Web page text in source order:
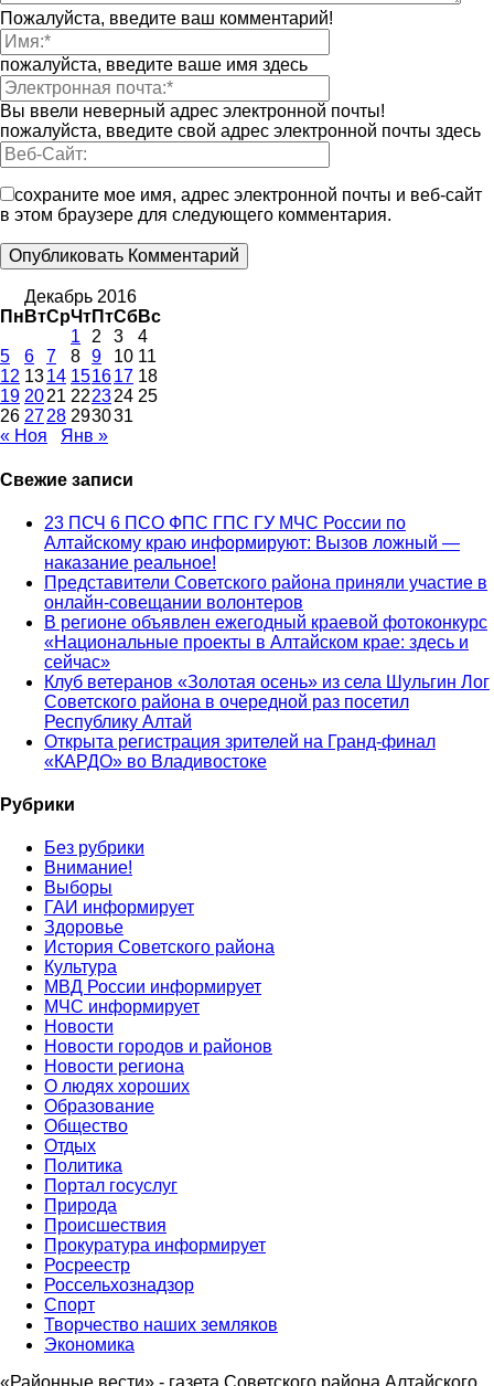
Пожалуйста, введите ваш комментарий!
пожалуйста, введите ваше имя здесь
Вы ввели неверный адрес электронной почты!
пожалуйста, введите свой адрес электронной почты здесь
сохраните мое имя, адрес электронной почты и веб-сайт
в этом браузере для следующего комментария.
Декабрь 2016
Пн ВтСрЧтПтСбВс
1
2 3
4
5
6 7 8 9 10 11
12 1314 151617 18
19 2021 222324 25
26 2728 293031
« Ноя
Янв »
Свежие записи
23 ПСЧ 6 ПСО ФПС ГПС ГУ МЧС России по
Алтайскому краю информируют: Вызов ложный —
наказание реальное!
Представители Советского района приняли участие в
онлайн-совещании волонтеров
В регионе объявлен ежегодный краевой фотоконкурс
«Национальные проекты в Алтайском крае: здесь и
сейчас»
Клуб ветеранов «Золотая осень» из села Шульгин Лог
Советского района в очередной раз посетил
Республику Алтай
Открыта регистрация зрителей на Гранд-финал
«КАРДО» во Владивостоке
Рубрики
Без рубрики
Внимание!
Выборы
ГАИ информирует
Здоровье
История Советского района
Культура
МВД России информирует
МЧС информирует
Новости
Новости городов и районов
Новости региона
О людях хороших
Образование
Общество
Отдых
Политика
Портал госуслуг
Природа
Происшествия
Прокуратура информирует
Росреестр
Россельхознадзор
Спорт
Творчество наших земляков
Экономика